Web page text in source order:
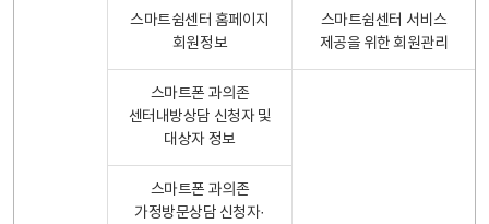
스마트쉼센터 홈페이지
회원정보
스마트쉼센터 서비스
제공을 위한 회원관리
스마트폰 과의존
센터내방상담 신청자 및
대상자 정보
스마트폰 과의존
가정방문상담 신청자·